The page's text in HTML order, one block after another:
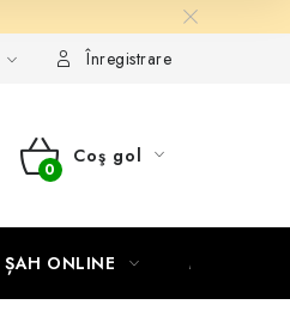
Înregistrare
COŞ
CUMPĂRĂTURI
Coş gol
ȘAH ONLINE MERCH